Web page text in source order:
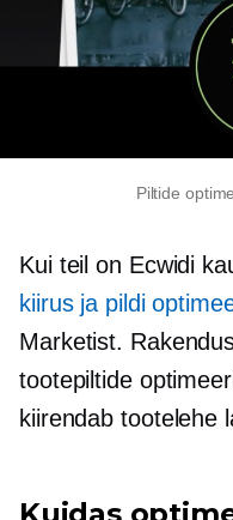
Piltide
Kui teil on Ecwidi
kiirus ja pildi
Marketist.
tootepiltide
kiirendab tootelehe